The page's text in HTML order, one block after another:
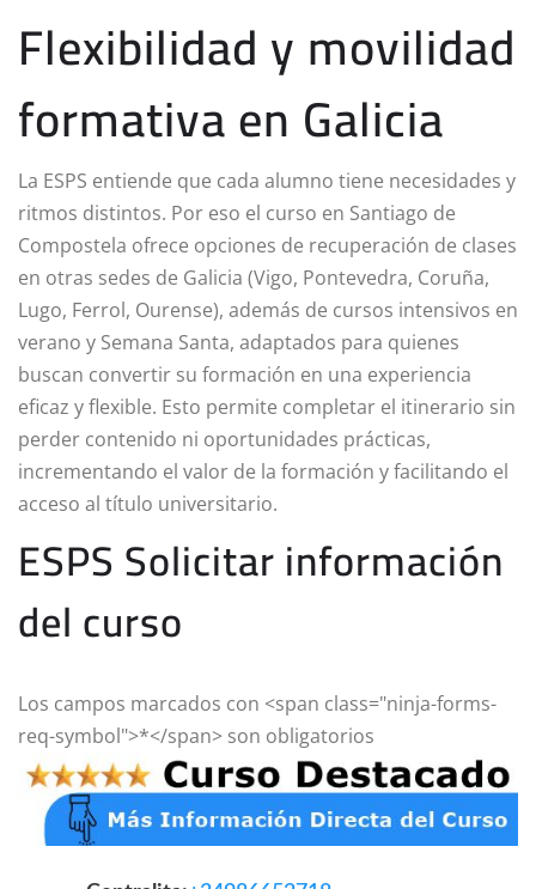
Flexibilidad y movilidad
formativa en Galicia
La ESPS entiende que cada alumno tiene necesidades y
ritmos distintos. Por eso el curso en Santiago de
Compostela ofrece opciones de recuperación de clases
en otras sedes de Galicia (Vigo, Pontevedra, Coruña,
Lugo, Ferrol, Ourense), además de cursos intensivos en
verano y Semana Santa, adaptados para quienes
buscan convertir su formación en una experiencia
eficaz y flexible. Esto permite completar el itinerario sin
perder contenido ni oportunidades prácticas,
incrementando el valor de la formación y facilitando el
acceso al título universitario.
ESPS Solicitar información
del curso
Los campos marcados con <span class="ninja-forms-
req-symbol">*</span> son obligatorios